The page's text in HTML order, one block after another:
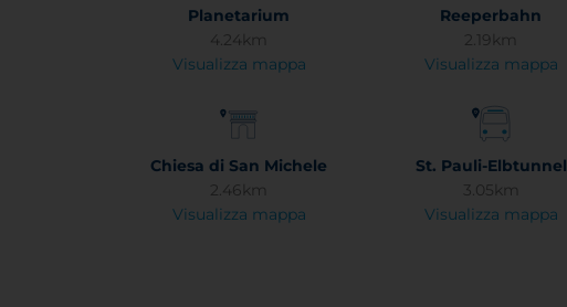
Planetarium
4.24km
Visualizza mappa
Reeperbahn
2.19km
Visualizza mappa
Chiesa di San Michele
2.46km
Visualizza mappa
St. Pauli-Elbtunnel
3.05km
Visualizza mappa